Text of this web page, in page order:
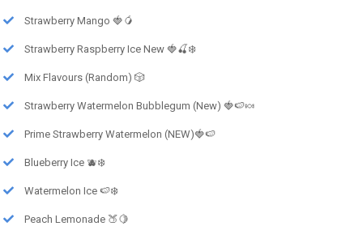
Strawberry Mango 🍓🥭
Strawberry Raspberry Ice New 🍓🍒❄️
Mix Flavours (Random) 🎲
Strawberry Watermelon Bubblegum (New) 🍓🍉🍬
Prime Strawberry Watermelon (NEW)🍓🍉
Blueberry Ice 🫐❄️
Watermelon Ice 🍉❄️
Peach Lemonade 🍑🍋